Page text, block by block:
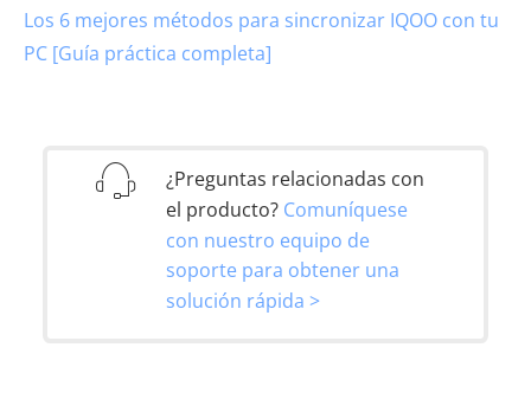
Los 6 mejores métodos para sincronizar IQOO con tu
PC [Guía práctica completa]
¿Preguntas relacionadas con
el producto? Comuníquese
con nuestro equipo de
soporte para obtener una
solución rápida >